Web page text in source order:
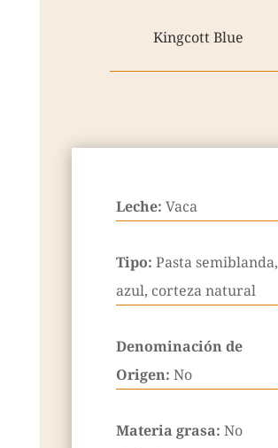
Kingcott Blue
Leche: Vaca
Tipo: Pasta semiblanda,
azul, corteza natural
Denominación de
Origen: No
Materia grasa: No